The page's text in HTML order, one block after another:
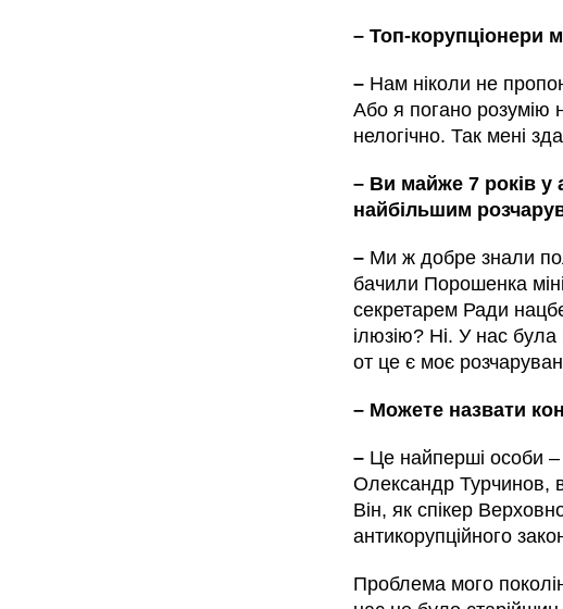
– Топ-корупціонери
– Нам ніколи не
Або я погано розумію
нелогічно. Так мені
– Ви майже 7 років у
найбільшим
– Ми ж добре знали
бачили Порошенка
секретарем Ради
ілюзію? Ні. У нас
от це є моє
– Можете назвати
– Це найперші особи
Олександр Турчинов,
Він, як спікер
антикорупційного
Проблема мого